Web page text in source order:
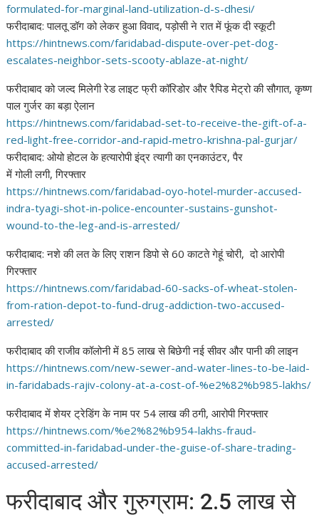
formulated-for-marginal-land-utilization-d-s-dhesi/
फरीदाबाद: पालतू डॉग को लेकर हुआ विवाद, पड़ोसी ने रात में फूंक दी स्कूटी
https://hintnews.com/faridabad-dispute-over-pet-dog-
escalates-neighbor-sets-scooty-ablaze-at-night/
फरीदाबाद को जल्द मिलेगी रेड लाइट फ्री कॉरिडोर और रैपिड मेट्रो की सौगात, कृष्ण
पाल गुर्जर का बड़ा ऐलान
https://hintnews.com/faridabad-set-to-receive-the-gift-of-a-
red-light-free-corridor-and-rapid-metro-krishna-pal-gurjar/
फरीदाबाद: ओयो होटल के हत्यारोपी इंद्र त्यागी का एनकाउंटर, पैर
में गोली लगी, गिरफ्तार
https://hintnews.com/faridabad-oyo-hotel-murder-accused-
indra-tyagi-shot-in-police-encounter-sustains-gunshot-
wound-to-the-leg-and-is-arrested/
फरीदाबाद: नशे की लत के लिए राशन डिपो से 60 काटते गेहूं चोरी, दो आरोपी
गिरफ्तार
https://hintnews.com/faridabad-60-sacks-of-wheat-stolen-
from-ration-depot-to-fund-drug-addiction-two-accused-
arrested/
फरीदाबाद की राजीव कॉलोनी में 85 लाख से बिछेगी नई सीवर और पानी की लाइन
https://hintnews.com/new-sewer-and-water-lines-to-be-laid-
in-faridabads-rajiv-colony-at-a-cost-of-%e2%82%b985-lakhs/
फरीदाबाद में शेयर ट्रेडिंग के नाम पर 54 लाख की ठगी, आरोपी गिरफ्तार
https://hintnews.com/%e2%82%b954-lakhs-fraud-
committed-in-faridabad-under-the-guise-of-share-trading-
accused-arrested/
फरीदाबाद और गुरुग्राम: 2.5 लाख से